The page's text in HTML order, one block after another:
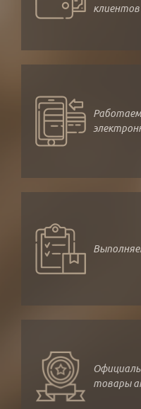
клиентов
Работаем
товары